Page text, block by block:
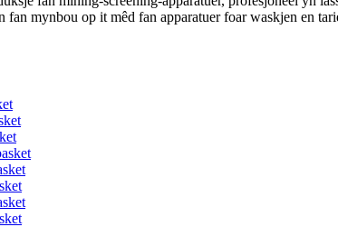
mynbou op it mêd fan apparatuer foar waskjen en